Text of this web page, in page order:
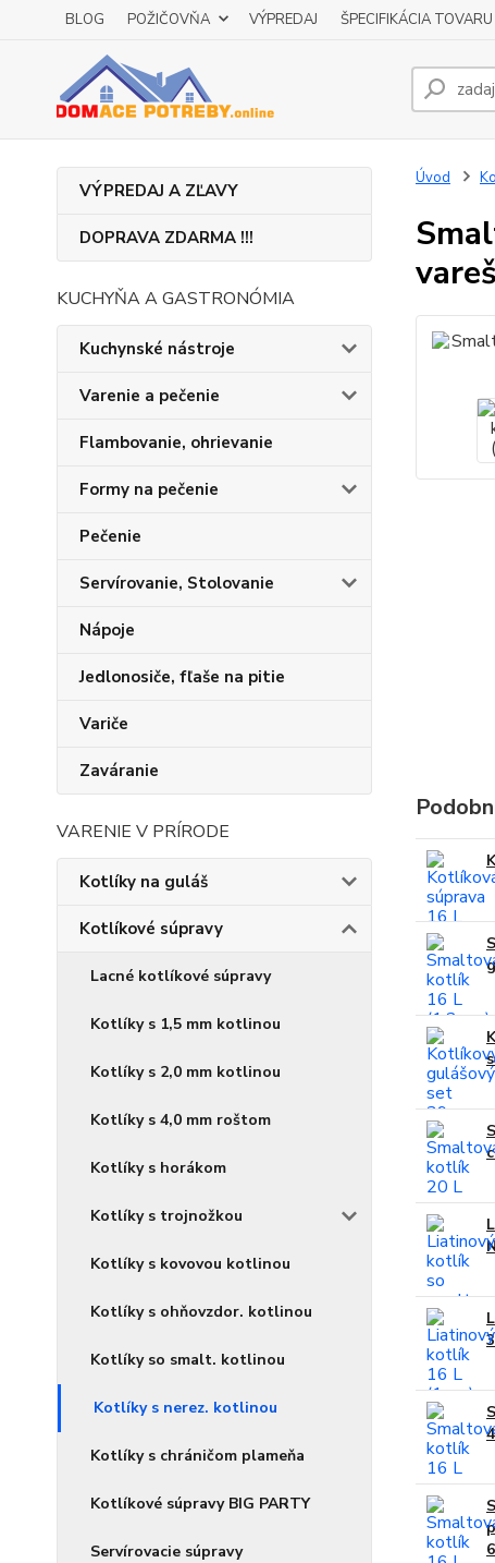
BLOG POŽIČOVŇA VÝPREDAJ ŠPECIFIKÁCIA TOVARU
VÝPREDAJ A ZĽAVY
DOPRAVA ZDARMA !!!
KUCHYŇA A GASTRONÓMIA
Kuchynské nástroje
Varenie a pečenie
Flambovanie, ohrievanie
Formy na pečenie
Pečenie
Servírovanie, Stolovanie
Nápoje
Jedlonosiče, fľaše na pitie
Variče
Zaváranie
VARENIE V PRÍRODE
Kotlíky na guláš
Kotlíkové súpravy
Lacné kotlíkové súpravy
Kotlíky s 1,5 mm kotlinou
Kotlíky s 2,0 mm kotlinou
Kotlíky s 4,0 mm roštom
Kotlíky s horákom
Kotlíky s trojnožkou
Kotlíky s kovovou kotlinou
Kotlíky s ohňovzdor. kotlinou
Kotlíky so smalt. kotlinou
Kotlíky s nerez. kotlinou
Kotlíky s chráničom plameňa
Kotlíkové súpravy BIG PARTY
Servírovacie súpravy
Úvod